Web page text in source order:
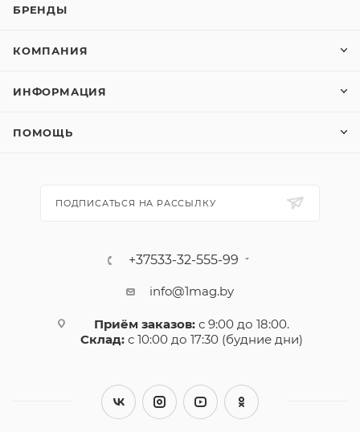
БРЕНДЫ
КОМПАНИЯ
ИНФОРМАЦИЯ
ПОМОЩЬ
ПОДПИСАТЬСЯ НА РАССЫЛКУ
+37533-32-555-99
info@1mag.by
Приём заказов: с 9:00 до 18:00.
Склад: с 10:00 до 17:30 (будние дни)